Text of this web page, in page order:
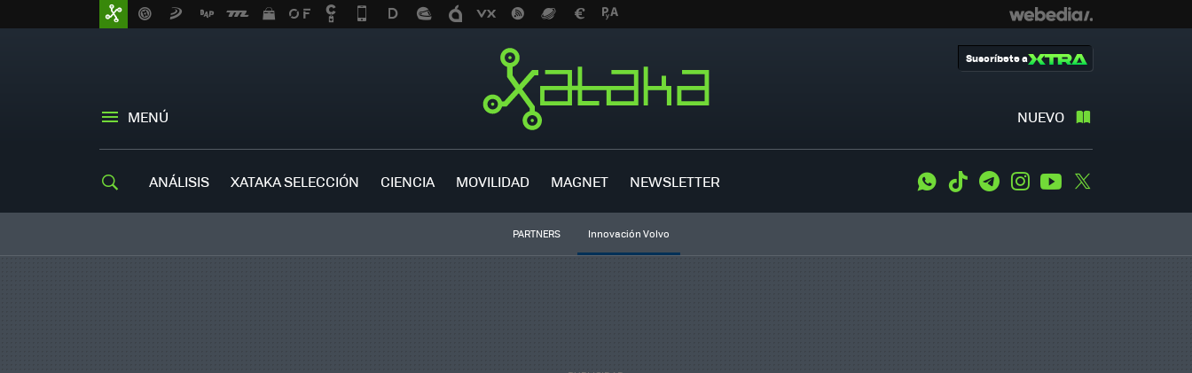
MENÚ NUEVO
Suscríbete a
ANÁLISIS XATAKA SELECCIÓN CIENCIA MOVILIDAD MAGNET NEWSLETTER WhatsApp
Tiktok TelegramInstagramYoutube
PARTNERS Innovación Volvo